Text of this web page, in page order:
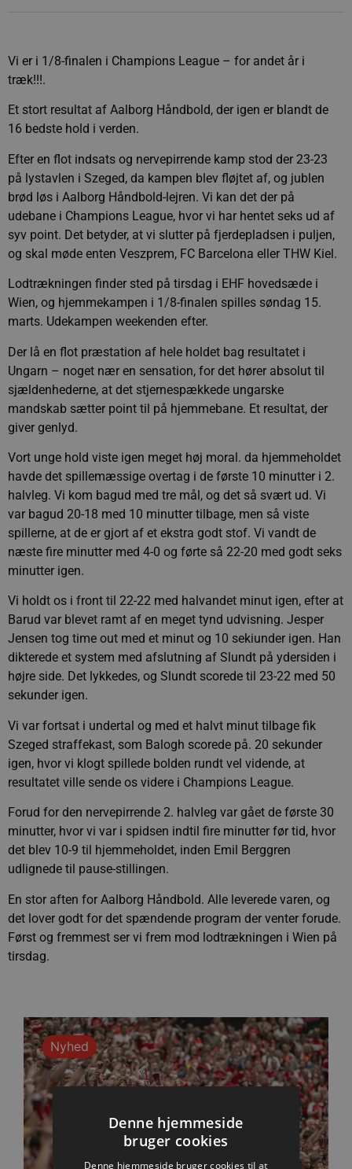
Vi er i 1/8-finalen i Champions League – for andet år i
træk!!!.
Et stort resultat af Aalborg Håndbold, der igen er blandt de
16 bedste hold i verden.
Efter en flot indsats og nervepirrende kamp stod der 23-23
på lystavlen i Szeged, da kampen blev fløjtet af, og jublen
brød løs i Aalborg Håndbold-lejren. Vi kan det der på
udebane i Champions League, hvor vi har hentet seks ud af
syv point. Det betyder, at vi slutter på fjerdepladsen i puljen,
og skal møde enten Veszprem, FC Barcelona eller THW Kiel.
Lodtrækningen finder sted på tirsdag i EHF hovedsæde i
Wien, og hjemmekampen i 1/8-finalen spilles søndag 15.
marts. Udekampen weekenden efter.
Der lå en flot præstation af hele holdet bag resultatet i
Ungarn – noget nær en sensation, for det hører absolut til
sjældenhederne, at det stjernespækkede ungarske
mandskab sætter point til på hjemmebane. Et resultat, der
giver genlyd.
Vort unge hold viste igen meget høj moral. da hjemmeholdet
havde det spillemæssige overtag i de første 10 minutter i 2.
halvleg. Vi kom bagud med tre mål, og det så svært ud. Vi
var bagud 20-18 med 10 minutter tilbage, men så viste
spillerne, at de er gjort af et ekstra godt stof. Vi vandt de
næste fire minutter med 4-0 og førte så 22-20 med godt seks
minutter igen.
Vi holdt os i front til 22-22 med halvandet minut igen, efter at
Barud var blevet ramt af en meget tynd udvisning. Jesper
Jensen tog time out med et minut og 10 sekiunder igen. Han
dikterede et system med afslutning af Slundt på ydersiden i
højre side. Det lykkedes, og Slundt scorede til 23-22 med 50
sekunder igen.
Vi var fortsat i undertal og med et halvt minut tilbage fik
Szeged straffekast, som Balogh scorede på. 20 sekunder
igen, hvor vi klogt spillede bolden rundt vel vidende, at
resultatet ville sende os videre i Champions League.
Forud for den nervepirrende 2. halvleg var gået de første 30
minutter, hvor vi var i spidsen indtil fire minutter før tid, hvor
det blev 10-9 til hjemmeholdet, inden Emil Berggren
udlignede til pause-stillingen.
En stor aften for Aalborg Håndbold. Alle leverede varen, og
det lover godt for det spændende program der venter forude.
Først og fremmest ser vi frem mod lodtrækningen i Wien på
tirsdag.
Nyhed
Denne hjemmeside
bruger cookies
Denne hjemmeside bruger cookies til at